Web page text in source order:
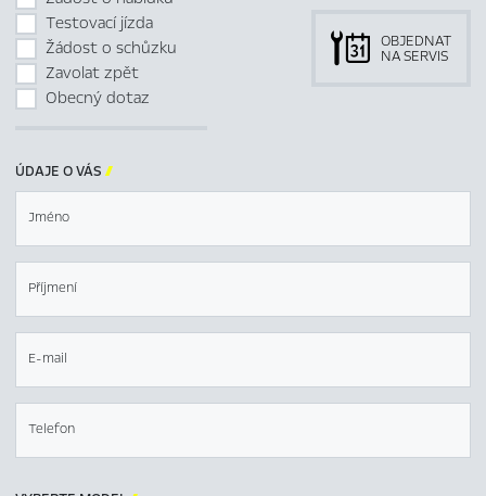
Testovací jízda
Žádost o schůzku
Zavolat zpět
Obecný dotaz
OBJEDNAT
NA SERVIS
ÚDAJE O VÁS 
Jméno
Příjmení
E-mail
Telefon